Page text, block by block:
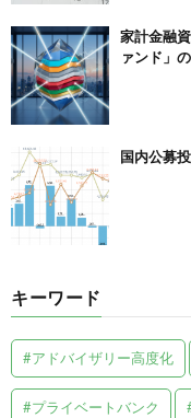
家計金融
ァンド」
国内公募
キーワード
#アドバイザリー高度化
#プライベートバンク